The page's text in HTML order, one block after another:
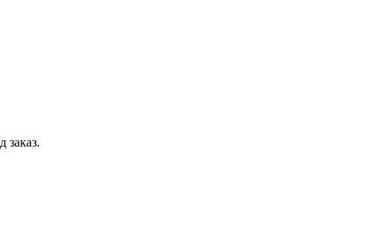
заказ.